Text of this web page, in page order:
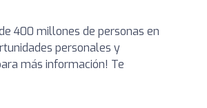
400 millones de personas en
personales y
más información! Te